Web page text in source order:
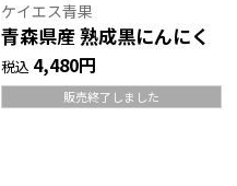
ケイエス青果
青森県産 熟成黒にんにく
税込 4,480円
販売終了しました